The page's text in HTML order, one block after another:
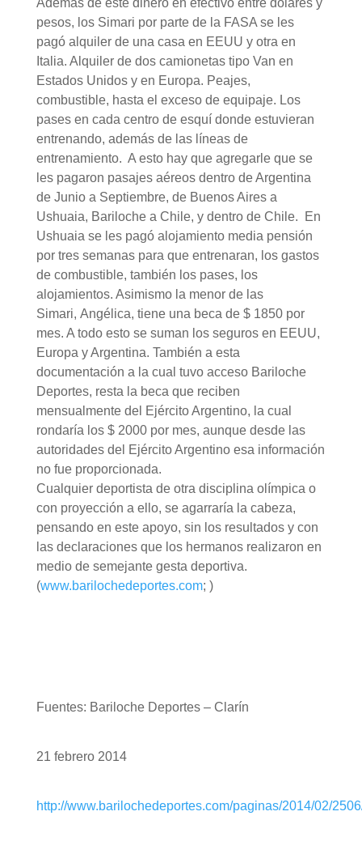
Además de este dinero en efectivo entre dólares y
pesos, los Simari por parte de la FASA se les
pagó alquiler de una casa en EEUU y otra en
Italia. Alquiler de dos camionetas tipo Van en
Estados Unidos y en Europa. Peajes,
combustible, hasta el exceso de equipaje. Los
pases en cada centro de esquí donde estuvieran
entrenando, además de las líneas de
entrenamiento. A esto hay que agregarle que se
les pagaron pasajes aéreos dentro de Argentina
de Junio a Septiembre, de Buenos Aires a
Ushuaia, Bariloche a Chile, y dentro de Chile. En
Ushuaia se les pagó alojamiento media pensión
por tres semanas para que entrenaran, los gastos
de combustible, también los pases, los
alojamientos. Asimismo la menor de las
Simari, Angélica, tiene una beca de $ 1850 por
mes. A todo esto se suman los seguros en EEUU,
Europa y Argentina. También a esta
documentación a la cual tuvo acceso Bariloche
Deportes, resta la beca que reciben
mensualmente del Ejército Argentino, la cual
rondaría los $ 2000 por mes, aunque desde las
autoridades del Ejército Argentino esa información
no fue proporcionada.
Cualquier deportista de otra disciplina olímpica o
con proyección a ello, se agarraría la cabeza,
pensando en este apoyo, sin los resultados y con
las declaraciones que los hermanos realizaron en
medio de semejante gesta deportiva.
(www.barilochedeportes.com; )
Fuentes: Bariloche Deportes – Clarín
21 febrero 2014
http://www.barilochedeportes.com/paginas/2014/02/